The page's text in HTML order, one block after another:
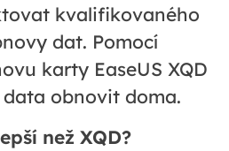
kvalifikovaného
dat. Pomocí
karty EaseUS XQD
data obnovit doma.
než XQD?